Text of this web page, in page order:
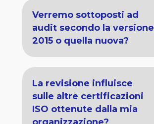
Verremo sottoposti ad
audit secondo la versione
2015 o quella nuova?
La revisione influisce
sulle altre certificazioni
ISO ottenute dalla mia